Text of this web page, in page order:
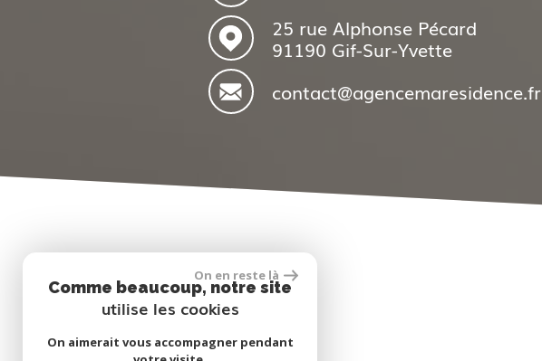
25 rue Alphonse Pécard
91190 Gif-Sur-Yvette
contact@agencemaresidence.fr
Adhérents
On en reste là
Comme beaucoup, notre site
utilise les cookies
On aimerait vous accompagner pendant